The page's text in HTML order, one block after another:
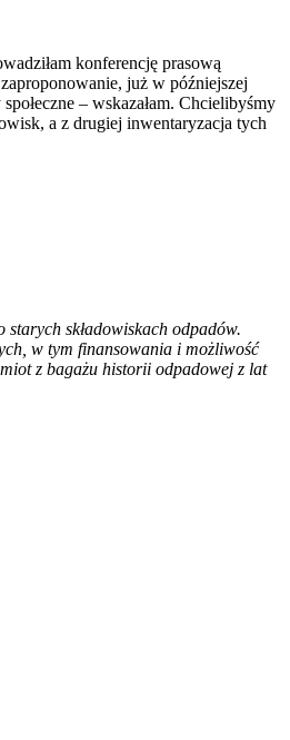
konferencję prasową
już w późniejszej
– wskazałam. Chcielibyśmy
a z drugiej inwentaryzacja tych
składowiskach odpadów.
w tym finansowania i możliwość
z bagażu historii odpadowej z lat